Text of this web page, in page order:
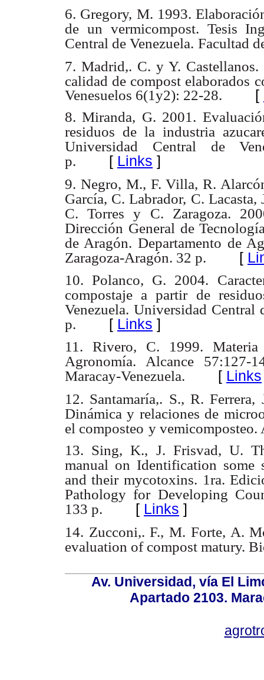
6. Gregory, M. 1993.
de un vermicompost. Tesis
Central de Venezuela. Facultad
7. Madrid,. C. y Y.
calidad de compost elaborados
Venesuelos 6(1y2): 22-28. [
8. Miranda, G. 2001.
residuos de la industria
Universidad
Central de
p. [ Links ]
9. Negro, M., F. Villa, R.
García, C. Labrador, C. Lacasta,
C. Torres y
C. Zaragoza.
Dirección General de
de Aragón. Departamento de
Zaragoza-Aragón. 32 p. [
10. Polanco, G. 2004.
compostaje a partir de
Venezuela. Universidad Central
p. [ Links ]
11. Rivero, C. 1999.
Agronomía. Alcance 57:127-
Maracay-Venezuela. [ Links
12. Santamaría,. S., R.
Dinámica y relaciones de
el composteo y vemicomposteo.
13. Sing, K., J. Frisvad, U.
manual on Identification some
and their mycotoxins. 1ra.
Pathology for Developing
133 p. [ Links ]
14. Zucconi,. F., M. Forte, A.
evaluation of compost matury.
Av. Universidad, vía El
Apartado 2103.